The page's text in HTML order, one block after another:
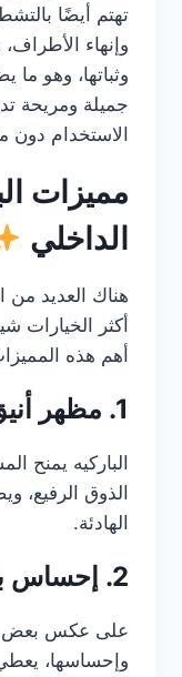
تهتم أيضًا
وإنهاء
وثباتها، وهو
جميلة ومريحة
الاستخدام دون
مميزات
الداخلي
هناك العديد من
أكثر الخيارات
أهم هذه
1. مظهر أنيق وفخم
الباركيه يمنح
الذوق الرفيع،
الهادئة.
2. إحساس بالدفء والراحة
على عكس بعض
وإحساسها،